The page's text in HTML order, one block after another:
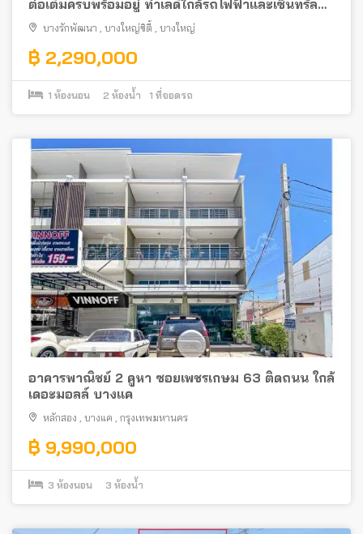
ต่อเติมครบพร้อมอยู่ ทำเลดีใกล้รถไฟฟ้าและเซ็นทรัล
เวสต์เกต
บางรักพัฒนา , บางใหญ่ซิตี้ , บางใหญ่
฿ 2,290,000
1 ห้องนอน 2 ห้องน้ำ 1 ที่จอดรถ
อาคารพาณิชย์ 2 คูหา ซอยเพชรเกษม 63 ติดถนน ใกล้
เดอะมอลล์ บางแค
หลักสอง , บางแค , กรุงเทพมหานคร
฿ 9,990,000
3 ห้องนอน 3 ห้องน้ำ